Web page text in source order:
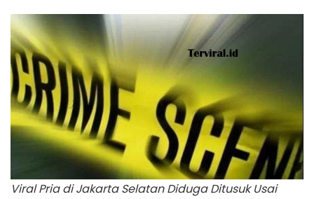
Viral Pria di Jakarta Selatan Diduga Ditusuk Usai